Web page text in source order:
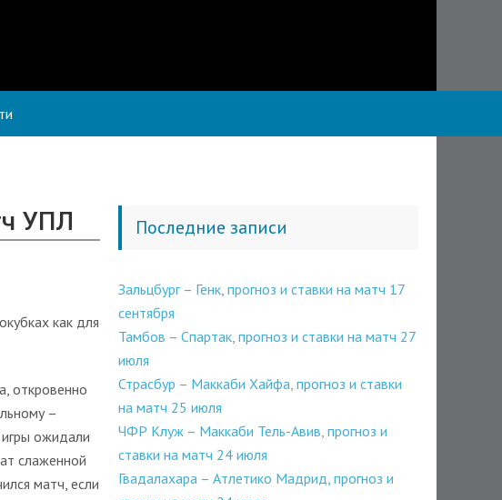
УПЛ
как для
откровенно
–
ожидали
слаженной
матч, если
Последние записи
Зальцбург – Генк, прогноз и ставки на матч 17
сентября
Тамбов – Спартак, прогноз и ставки на матч 27
июля
Страсбур – Маккаби Хайфа, прогноз и ставки
на матч 25 июля
ЧФР Клуж – Маккаби Тель-Авив, прогноз и
ставки на матч 24 июля
Гвадалахара – Атлетико Мадрид, прогноз и